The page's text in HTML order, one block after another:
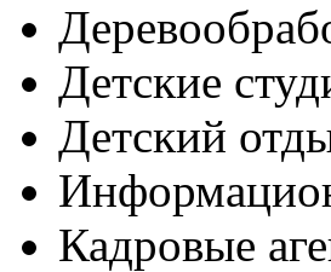
Детские
Детский
Кадровые